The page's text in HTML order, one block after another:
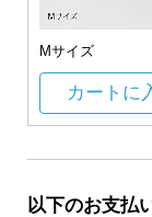
Mサイズ
カートに
以下のお支払